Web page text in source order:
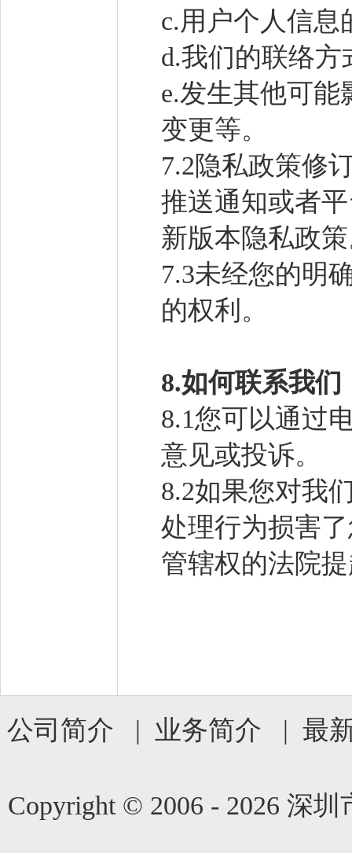
c.用户个人信息
d.我们的联络
e.发生其他可
变更等。
7.2隐私政策修
推送通知或者
新版本隐私政
7.3未经您的明
的权利。
8.如何联系我们
8.1您可以通过
意见或投诉。
8.2如果您对我
处理行为损害
管辖权的法院
公司简介 | 业务简介 | 最
Copyright © 2006 - 2026 深圳